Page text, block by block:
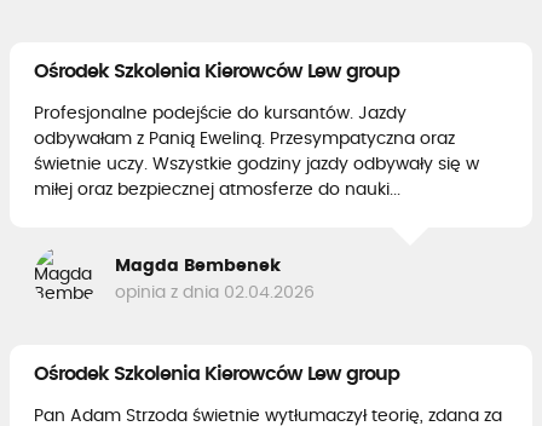
Ośrodek Szkolenia Kierowców Lew group
Profesjonalne podejście do kursantów. Jazdy
odbywałam z Panią Eweliną. Przesympatyczna oraz
świetnie uczy. Wszystkie godziny jazdy odbywały się w
miłej oraz bezpiecznej atmosferze do nauki...
Magda Bembenek
opinia z dnia 02.04.2026
Ośrodek Szkolenia Kierowców Lew group
Pan Adam Strzoda świetnie wytłumaczył teorię, zdana za